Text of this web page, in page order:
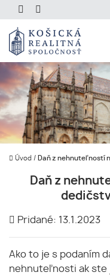
Úvod / Daň z nehnuteľností
Daň z
Pridané: 13.1.2023
Ako to je s podaním
nehnuteľnosti ak ste